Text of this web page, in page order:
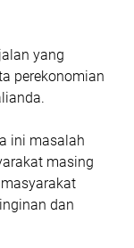
yang
perekonomian
ini masalah
masing
dan